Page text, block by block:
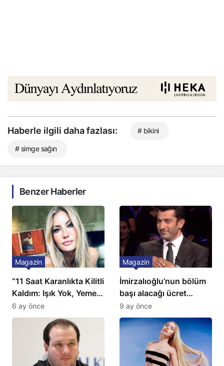
Haberle ilgili daha fazlası: # bikini
# simge sağın
Benzer Haberler
“11 Saat Karanlıkta Kilitli
Kaldım: Işık Yok, Yemek
Yok, Tuvalet Yok!”
Çağla Şikel’den Şok
Magazin
6 ay önce
İmirzalıoğlu’nun bölüm
başı alacağı ücret
Türkiye’de bir ilk:
Gözünü 2 ilçeye dikti!
Magazin
9 ay önce